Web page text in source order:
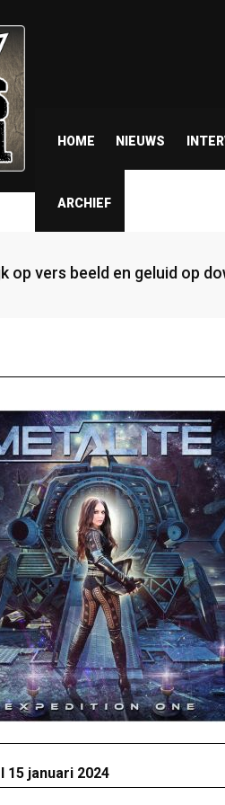
HOME NIEUWS
ARCHIEF
op vers beeld en geluid op
15 januari 2024